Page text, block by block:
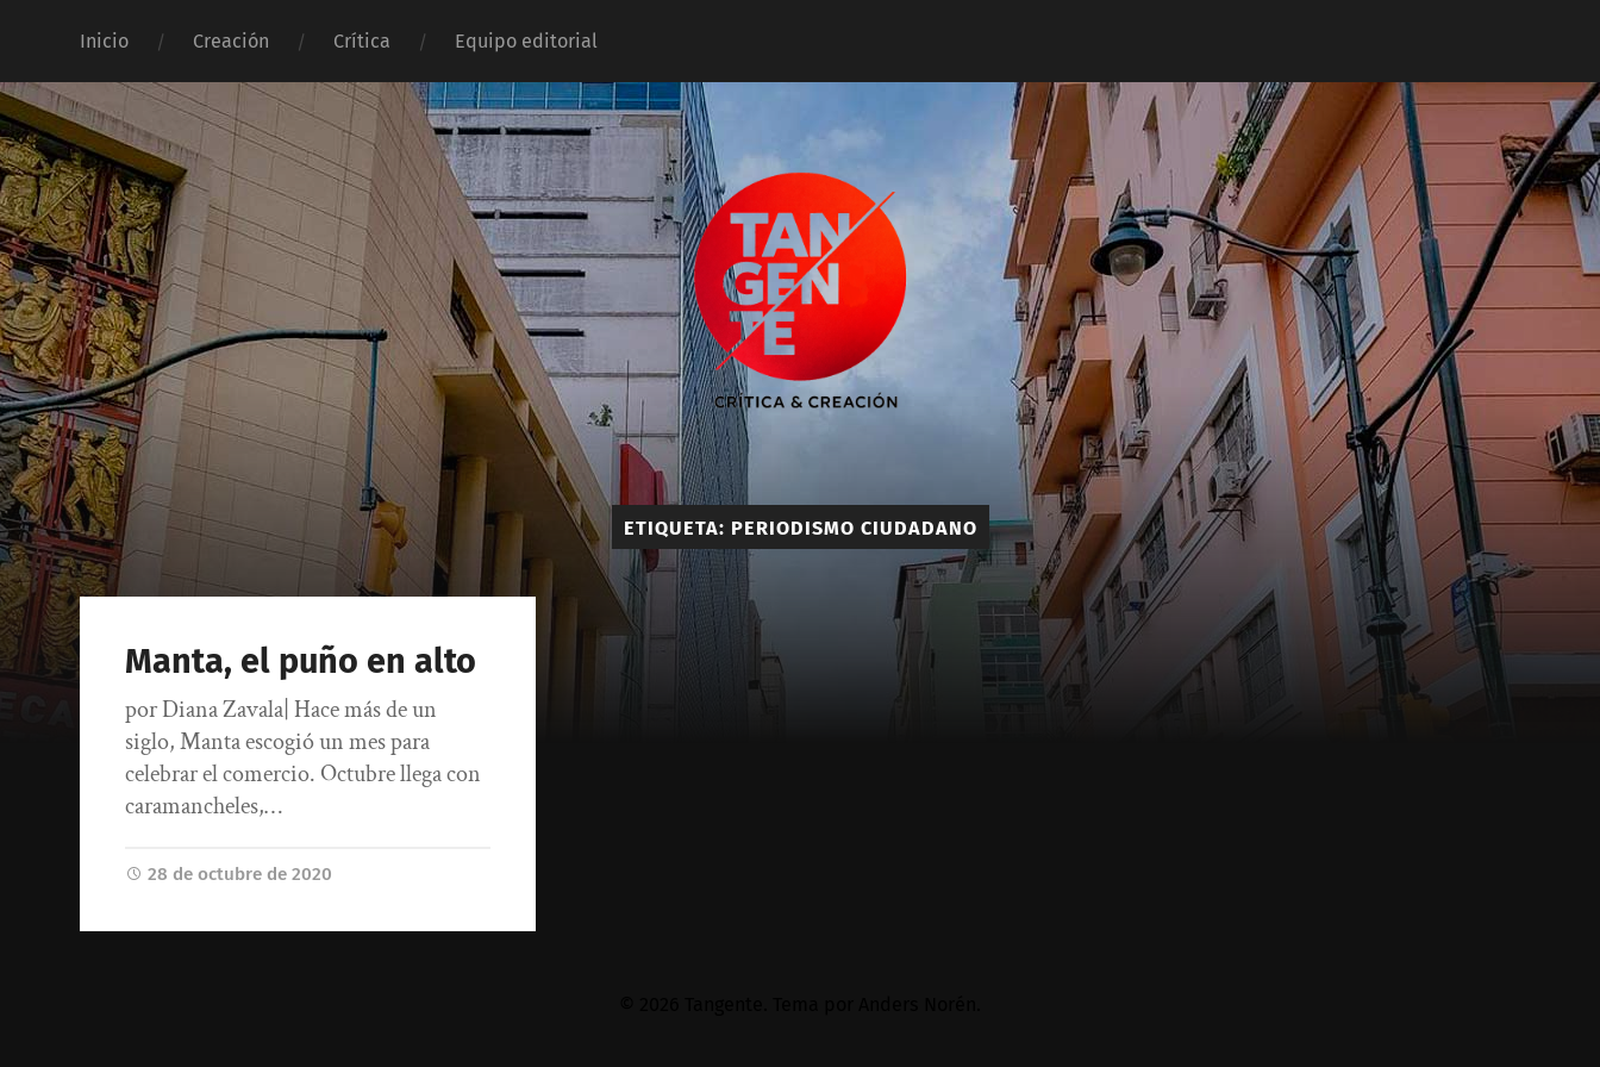
Inicio Creación Crítica Equipo editorial
Tangente
ETIQUETA: PERIODISMO CIUDADANO
Manta, el puño en alto
por Diana Zavala| Hace más de un
siglo, Manta escogió un mes para
celebrar el comercio. Octubre llega con
caramancheles,…
28 de octubre de 2020